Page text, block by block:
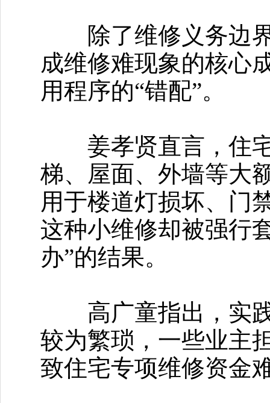
除了维修义务边界
成维修难现象的核心
用程序的“错配”。
姜孝贤直言，住宅
梯、屋面、外墙等大
用于楼道灯损坏、门
这种小维修却被强行
办”的结果。
高广童指出，实践
较为繁琐，一些业主
致住宅专项维修资金